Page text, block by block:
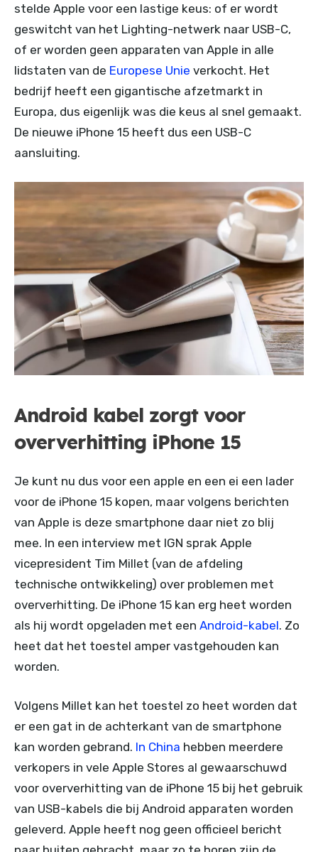
stelde Apple voor een lastige keus: of er wordt
geswitcht van het Lighting-netwerk naar USB-C,
of er worden geen apparaten van Apple in alle
lidstaten van de Europese Unie verkocht. Het
bedrijf heeft een gigantische afzetmarkt in
Europa, dus eigenlijk was die keus al snel gemaakt.
De nieuwe iPhone 15 heeft dus een USB-C
aansluiting.
Android kabel zorgt voor
oververhitting iPhone 15
Je kunt nu dus voor een apple en een ei een lader
voor de iPhone 15 kopen, maar volgens berichten
van Apple is deze smartphone daar niet zo blij
mee. In een interview met IGN sprak Apple
vicepresident Tim Millet (van de afdeling
technische ontwikkeling) over problemen met
oververhitting. De iPhone 15 kan erg heet worden
als hij wordt opgeladen met een Android-kabel. Zo
heet dat het toestel amper vastgehouden kan
worden.
Volgens Millet kan het toestel zo heet worden dat
er een gat in de achterkant van de smartphone
kan worden gebrand. In China hebben meerdere
verkopers in vele Apple Stores al gewaarschuwd
voor oververhitting van de iPhone 15 bij het gebruik
van USB-kabels die bij Android apparaten worden
geleverd. Apple heeft nog geen officieel bericht